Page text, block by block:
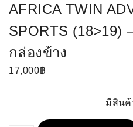
AFRICA TWIN
SPORTS
กล่องข้าง
17,000฿
มีสินค้